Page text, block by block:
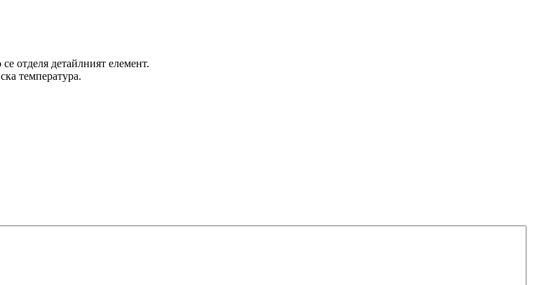
отделя детайлният елемент.
температура.